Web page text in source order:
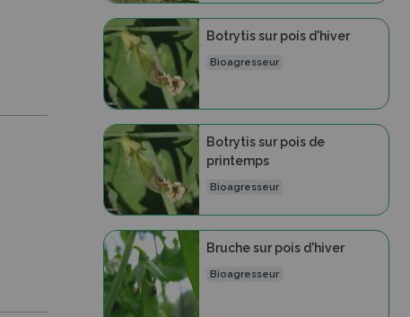
Botrytis sur pois d'hiver
Bioagresseur
Botrytis sur pois de
printemps
Bioagresseur
Bruche sur pois d'hiver
Bioagresseur